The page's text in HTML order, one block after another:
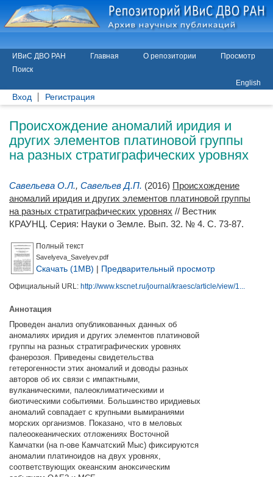
ИВиС ДВО РАН Главная О репозитории
Просмотр
Поиск
English
Вход Регистрация
Происхождение аномалий иридия и
других элементов платиновой группы
на разных стратиграфических уровнях
Савельева О.Л., Савельев Д.П. (2016) Происхождение
аномалий иридия и других элементов платиновой группы
на разных стратиграфических уровнях // Вестник
КРАУНЦ. Серия: Науки о Земле. Вып. 32. № 4. С. 73-87.
Полный текст
Savelyeva_Savelyev.pdf
Скачать (1MB) | Предварительный просмотр
Официальный URL: http://www.kscnet.ru/journal/kraesc/article/view/1...
Аннотация
Проведен анализ опубликованных данных об
аномалиях иридия и других элементов платиновой
группы на разных стратиграфических уровнях
фанерозоя. Приведены свидетельства
гетерогенности этих аномалий и доводы разных
авторов об их связи с импактными,
вулканическими, палеоклиматическими и
биотическими событиями. Большинство иридиевых
аномалий совпадает с крупными вымираниями
морских организмов. Показано, что в меловых
палеоокеанических отложениях Восточной
Камчатки (на п-ове Камчатский Мыс) фиксируются
аномалии платиноидов на двух уровнях,
соответствующих океанским аноксическим